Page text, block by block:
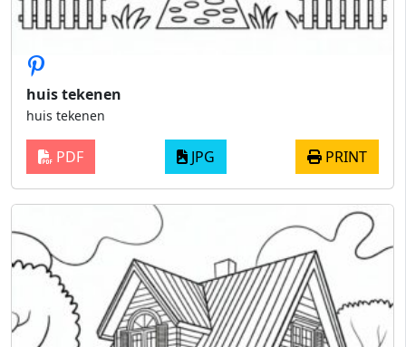
huis tekenen
huis tekenen
PDF JPG PRINT